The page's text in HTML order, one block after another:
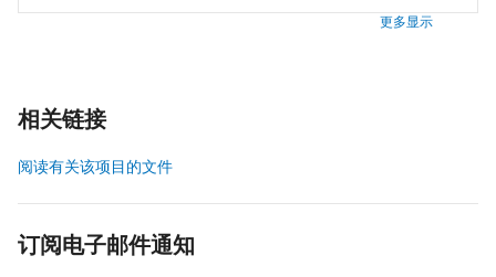
更多显示
相关链接
阅读有关该项目的文件
订阅电子邮件通知